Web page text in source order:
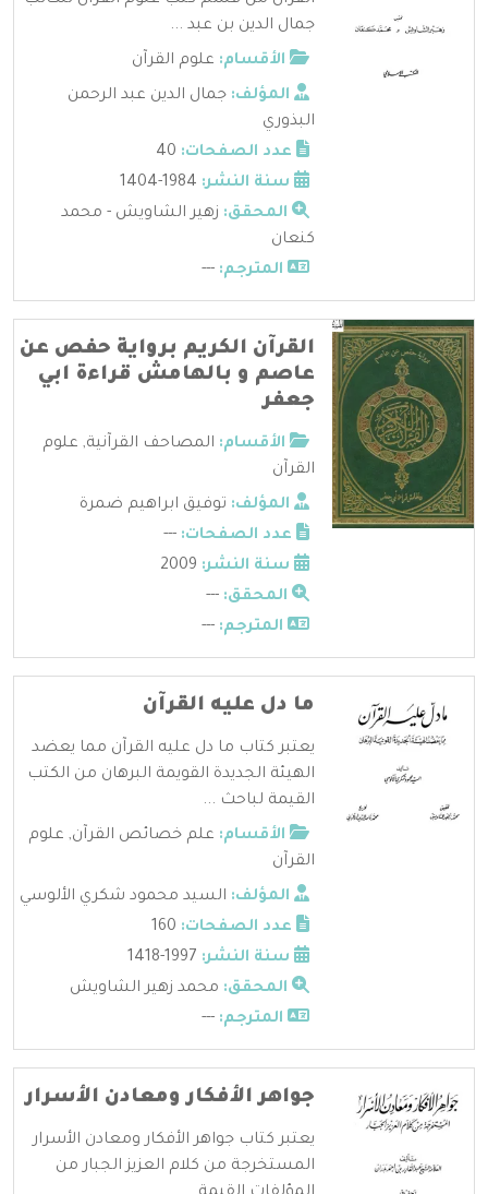
جمال الدين بن عبد ...
الأقسام: علوم القرآن
المؤلف: جمال الدين عبد الرحمن
البذوري
عدد الصفحات:
سنة النشر:
المحقق: زهير الشاويش - محمد
كنعان
المترجم: ---
القرآن الكريم برواية حفص عن
عاصم و بالهامش قراءة ابي
جعفر
الأقسام: المصاحف القرآنية, علوم
القرآن
المؤلف: توفيق ابراهيم ضمرة
عدد الصفحات: ---
سنة النشر:
المحقق: ---
المترجم: ---
ما دل عليه القرآن
يعتبر كتاب ما دل عليه القرآن مما يعضد
الهيئة الجديدة القويمة البرهان من الكتب
القيمة لباحث ...
الأقسام: علم خصائص القرآن, علوم
القرآن
المؤلف: السيد محمود شكري الألوسي
عدد الصفحات:
سنة النشر:
المحقق: محمد زهير الشاويش
المترجم: ---
جواهر الأفكار ومعادن الأسرار
يعتبر كتاب جواهر الأفكار ومعادن الأسرار
المستخرجة من كلام العزيز الجبار من